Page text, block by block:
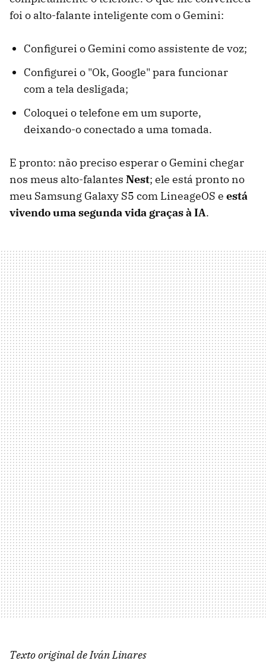
foi o alto-falante inteligente com o Gemini:
Configurei o Gemini como assistente de voz;
Configurei o "Ok, Google" para funcionar
com a tela desligada;
Coloquei o telefone em um suporte,
deixando-o conectado a uma tomada.
E pronto: não preciso esperar o Gemini chegar
nos meus alto-falantes Nest; ele está pronto no
meu Samsung Galaxy S5 com LineageOS e está
vivendo uma segunda vida graças à IA.
Texto original deIván Linares